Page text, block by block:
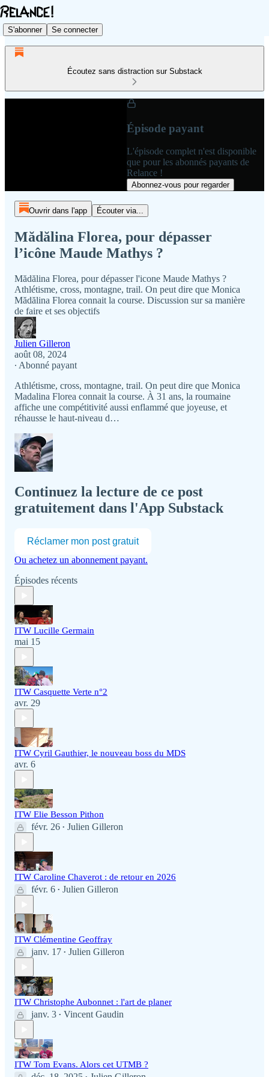
S'abonner Se connecter
Écoutez sans distraction sur Substack
Épisode payant
L'épisode complet n'est disponible
que pour les abonnés payants de
Relance !
Abonnez-vous pour regarder
Ouvrir dans l'app Écouter via...
Mădălina Florea, pour dépasser
l’icône Maude Mathys ?
Mădălina Florea, pour dépasser l'icone Maude Mathys ?
Athlétisme, cross, montagne, trail. On peut dire que Monica
Mădălina Florea connait la course. Discussion sur sa manière
de faire et ses objectifs
Julien Gilleron
août 08, 2024
∙ Abonné payant
Athlétisme, cross, montagne, trail. On peut dire que Monica
Madalina Florea connait la course. À 31 ans, la roumaine
affiche une compétitivité aussi enflammé que joyeuse, et
réhausse le haut-niveau d…
Continuez la lecture de ce post
gratuitement dans l'App Substack
Réclamer mon post gratuit
Ou achetez un abonnement payant.
Épisodes récents
ITW Lucille Germain
mai 15
ITW Casquette Verte n°2
avr. 29
ITW Cyril Gauthier, le nouveau boss du MDS
avr. 6
ITW Elie Besson Pithon
févr. 26 • Julien Gilleron
ITW Caroline Chaverot : de retour en 2026
févr. 6 • Julien Gilleron
ITW Clémentine Geoffray
janv. 17 • Julien Gilleron
ITW Christophe Aubonnet : l'art de planer
janv. 3 • Vincent Gaudin
ITW Tom Evans. Alors cet UTMB ?